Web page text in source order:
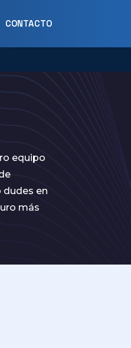
CONTACTO
equipo
dudes en
más